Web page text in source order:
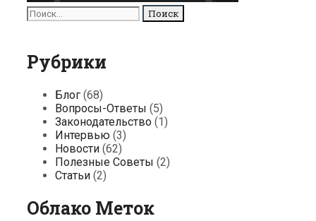
Поиск
для:
Рубрики
Блог (68)
Вопросы-Ответы (5)
Законодательство (1)
Интервью (3)
Новости (62)
Полезные Советы (2)
Статьи (2)
Облако Меток